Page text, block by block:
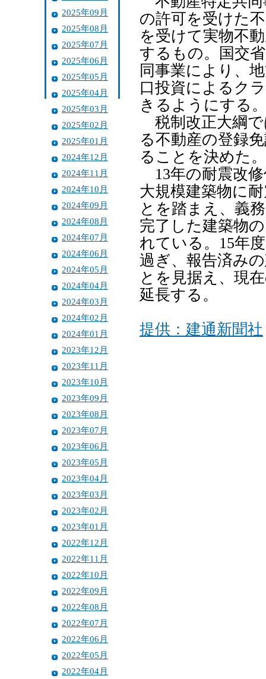
2025年09月
2025年08月
2025年07月
2025年06月
2025年05月
2025年04月
2025年03月
2025年02月
2025年01月
2024年12月
2024年11月
2024年10月
2024年09月
2024年08月
2024年07月
2024年06月
2024年05月
2024年04月
2024年03月
2024年02月
2024年01月
2023年12月
2023年11月
2023年10月
2023年09月
2023年08月
2023年07月
2023年06月
2023年05月
2023年04月
2023年03月
2023年02月
2023年01月
2022年12月
2022年11月
2022年10月
2022年09月
2022年08月
2022年07月
2022年06月
2022年05月
2022年04月
の許可を受けた
を受けて実物不
するもの。国交
同事業により、
口投資によるク
きるようにする
税制改正大綱で
る不動産の登録
ることを決めた。
13年の耐震改修
大規模建築物に
とを踏まえ、義
完了した建築物
れている。15年
過ぎ、報告済み
とを見据え、現
延長する。
提供：建通新聞社